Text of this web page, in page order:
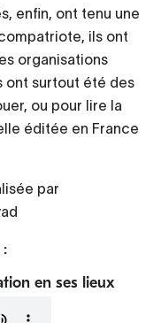
enfin, ont tenu une
ils ont
organisations
ont surtout été des
ou pour lire la
éditée en France
par
:
en ses lieux